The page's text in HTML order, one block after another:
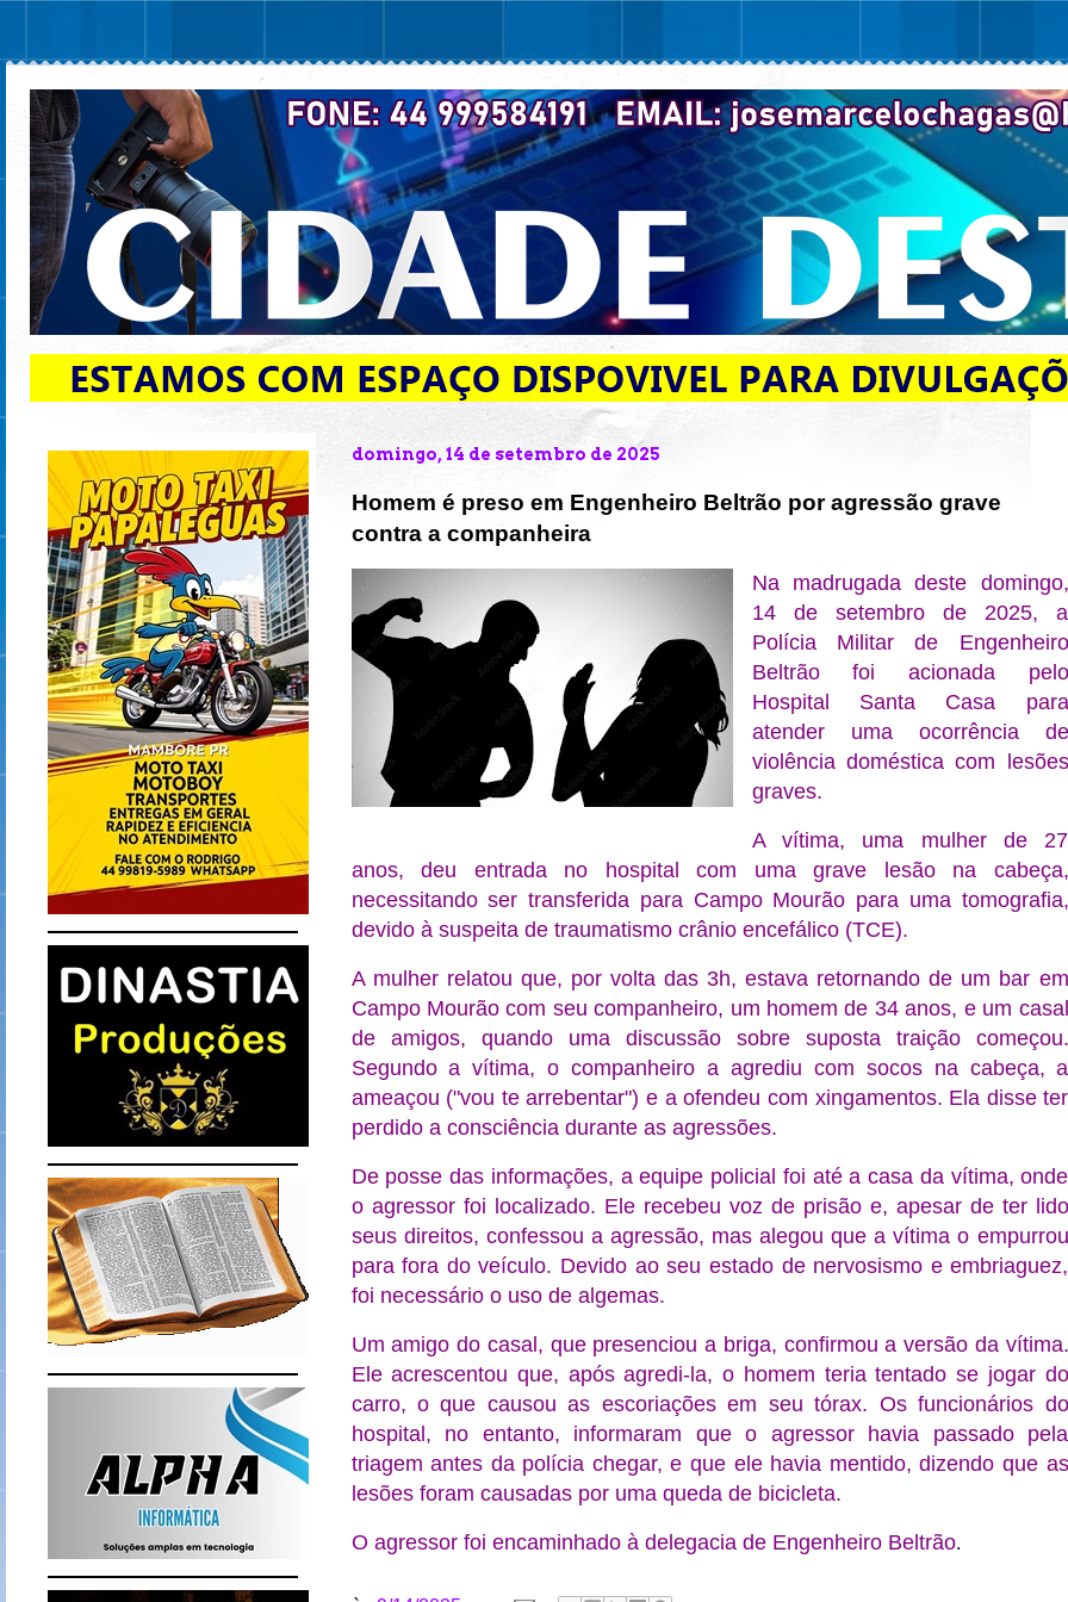
domingo, 14 de setembro de 2025
Homem é preso em Engenheiro Beltrão por agressão grave
contra a companheira
Na madrugada deste domingo,
14 de setembro de 2025, a
Polícia Militar de Engenheiro
Beltrão foi acionada pelo
Hospital Santa Casa para
atender uma ocorrência de
violência doméstica com lesões
graves.
A vítima, uma mulher de 27
anos, deu entrada no hospital com uma grave lesão na cabeça,
necessitando ser transferida para Campo Mourão para uma tomografia,
devido à suspeita de traumatismo crânio encefálico (TCE).
A mulher relatou que, por volta das 3h, estava retornando de um bar em
Campo Mourão com seu companheiro, um homem de 34 anos, e um casal
de amigos, quando uma discussão sobre suposta traição começou.
Segundo a vítima, o companheiro a agrediu com socos na cabeça, a
ameaçou ("vou te arrebentar") e a ofendeu com xingamentos. Ela disse ter
perdido a consciência durante as agressões.
De posse das informações, a equipe policial foi até a casa da vítima, onde
o agressor foi localizado. Ele recebeu voz de prisão e, apesar de ter lido
seus direitos, confessou a agressão, mas alegou que a vítima o empurrou
para fora do veículo. Devido ao seu estado de nervosismo e embriaguez,
foi necessário o uso de algemas.
Um amigo do casal, que presenciou a briga, confirmou a versão da vítima.
Ele acrescentou que, após agredi-la, o homem teria tentado se jogar do
carro, o que causou as escoriações em seu tórax. Os funcionários do
hospital, no entanto, informaram que o agressor havia passado pela
triagem antes da polícia chegar, e que ele havia mentido, dizendo que as
lesões foram causadas por uma queda de bicicleta.
O agressor foi encaminhado à delegacia de Engenheiro Beltrão.